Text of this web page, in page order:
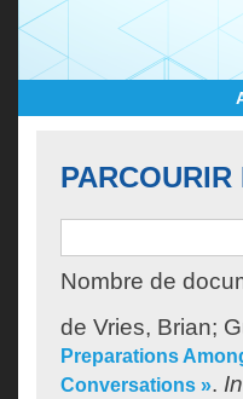
PARCOURIR
Nombre de
de Vries, Brian;
Preparations
Conversations ».